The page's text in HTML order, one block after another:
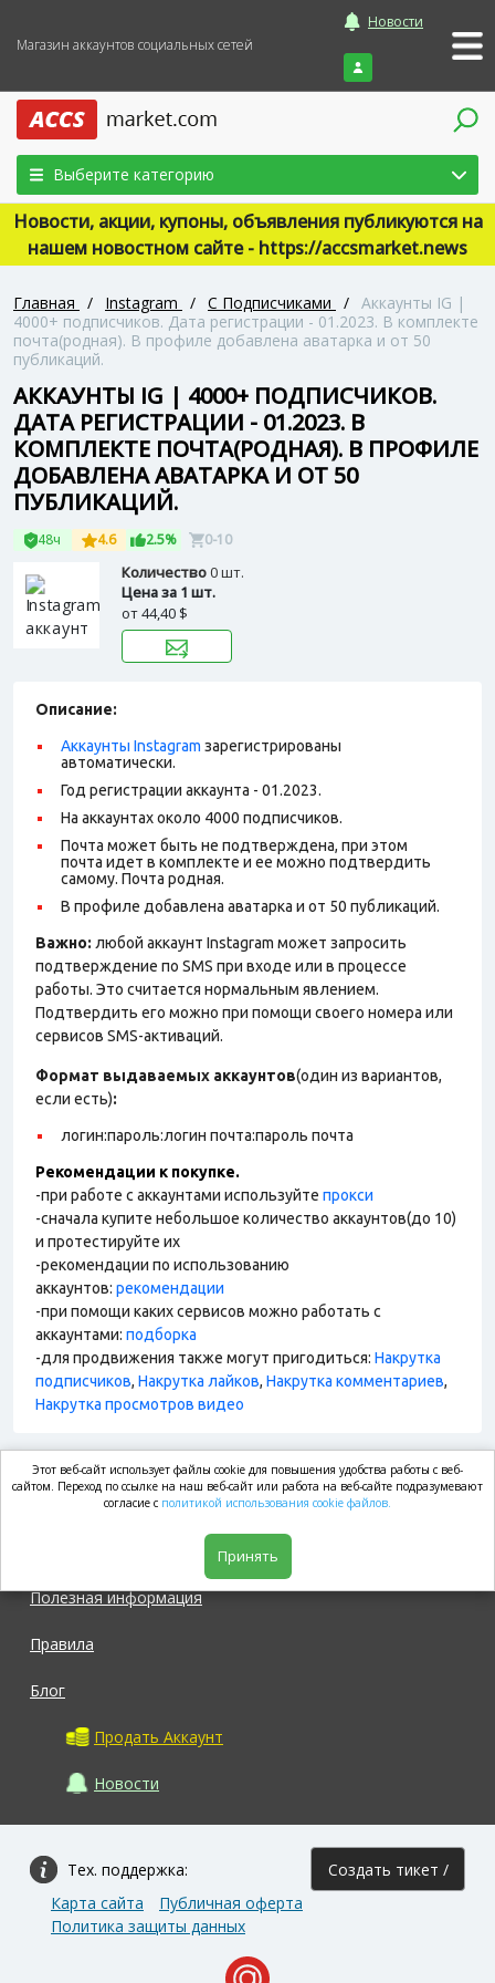
Магазин аккаунтов социальных сетей
Новости
Войти
Выберите категорию
Новости, акции, купоны, объявления публикуются на
нашем новостном сайте - https://accsmarket.news
Главная / Instagram / С Подписчиками / Аккаунты IG |
4000+ подписчиков. Дата регистрации - 01.2023. В комплекте
почта(родная). В профиле добавлена аватарка и от 50
публикаций.
АККАУНТЫ IG | 4000+ ПОДПИСЧИКОВ.
ДАТА РЕГИСТРАЦИИ - 01.2023. В
КОМПЛЕКТЕ ПОЧТА(РОДНАЯ). В ПРОФИЛЕ
ДОБАВЛЕНА АВАТАРКА И ОТ 50
ПУБЛИКАЦИЙ.
48ч 4.6 2.5% 0-10
Количество0 шт.
Цена за 1 шт.
от44,40 $
Описание:
Аккаунты Instagram зарегистрированы
автоматически.
Год регистрации аккаунта - 01.2023.
На аккаунтах около 4000 подписчиков.
Почта может быть не подтверждена, при этом
почта идет в комплекте и ее можно подтвердить
самому. Почта родная.
В профиле добавлена аватарка и от 50 публикаций.
Важно: любой аккаунт Instagram может запросить
подтверждение по SMS при входе или в процессе
работы. Это считается нормальным явлением.
Подтвердить его можно при помощи своего номера или
сервисов SMS-активаций.
Формат выдаваемых аккаунтов(один из вариантов,
если есть):
логин:пароль:логин почта:пароль почта
Рекомендации к покупке.
-при работе с аккаунтами используйте прокси
-сначала купите небольшое количество аккаунтов(до 10)
и протестируйте их
-рекомендации по использованию
аккаунтов: рекомендации
-при помощи каких сервисов можно работать с
аккаунтами: подборка
-для продвижения также могут пригодиться: Накрутка
подписчиков, Накрутка лайков, Накрутка комментариев,
Накрутка просмотров видео
market.com
Полезная информация
Правила
Блог
Продать Аккаунт
Новости
Тех. поддержка: Создать тикет /
Карта сайта
Публичная оферта
Политика защиты данных
Этот веб-сайт использует файлы cookie для повышения удобства работы с веб-
сайтом. Переход по ссылке на наш веб-сайт или работа на веб-сайте подразумевают
согласие с политикой использования cookie файлов.
Принять